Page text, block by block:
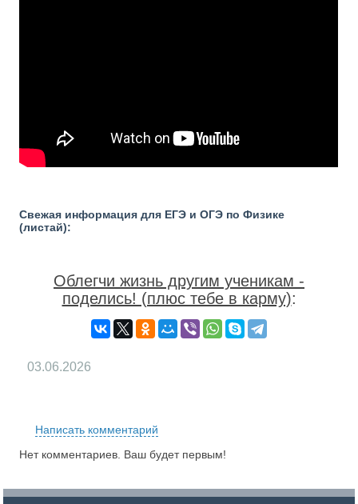
Свежая информация для ЕГЭ и ОГЭ по Физике
(листай):
Облегчи жизнь другим ученикам -
поделись! (плюс тебе в карму):
03.06.2026
Написать комментарий
Нет комментариев. Ваш будет первым!